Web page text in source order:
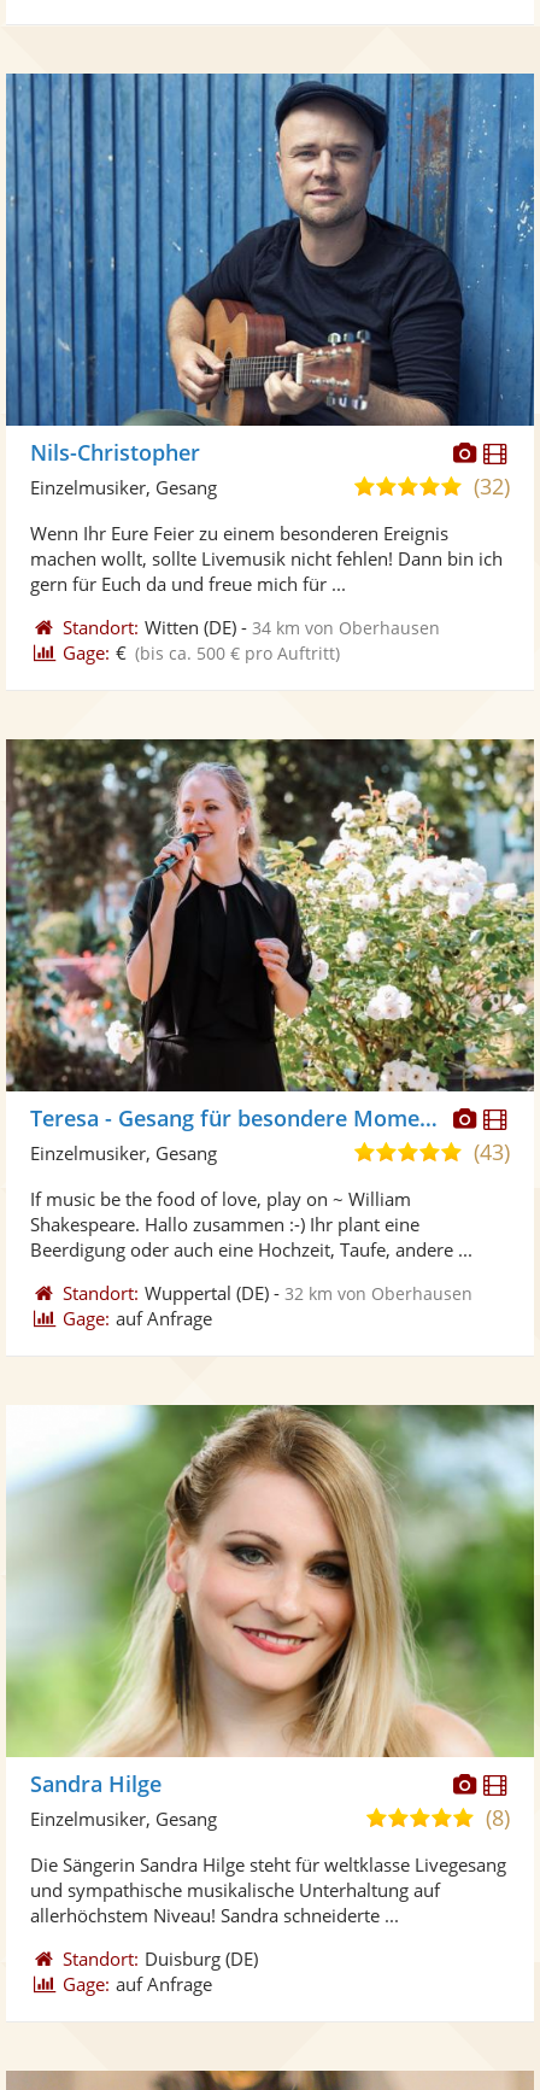
Nils-Christopher
5,0(32)
Einzelmusiker, Gesang
Wenn Ihr Eure Feier zu einem besonderen Ereignis
machen wollt, sollte Livemusik nicht fehlen! Dann bin ich
gern für Euch da und freue mich für ...
Standort: Witten (DE) -34 km von Oberhausen
Gage: € (bis ca. 500 € pro Auftritt)
Teresa - Gesang für besondere Momente
5,0(43)
Einzelmusiker, Gesang
If music be the food of love, play on ~ William
Shakespeare. Hallo zusammen :-) Ihr plant eine
Beerdigung oder auch eine Hochzeit, Taufe, andere ...
Standort: Wuppertal (DE) -32 km von Oberhausen
Gage: auf Anfrage
Fotos
Sandra Hilge
5,0
5
(8)
Einzelmusiker, Gesang
Die Sängerin Sandra Hilge steht für weltklasse Livegesang
und sympathische musikalische Unterhaltung auf
allerhöchstem Niveau! Sandra schneiderte ...
Standort: Duisburg (DE)
Gage: auf Anfrage